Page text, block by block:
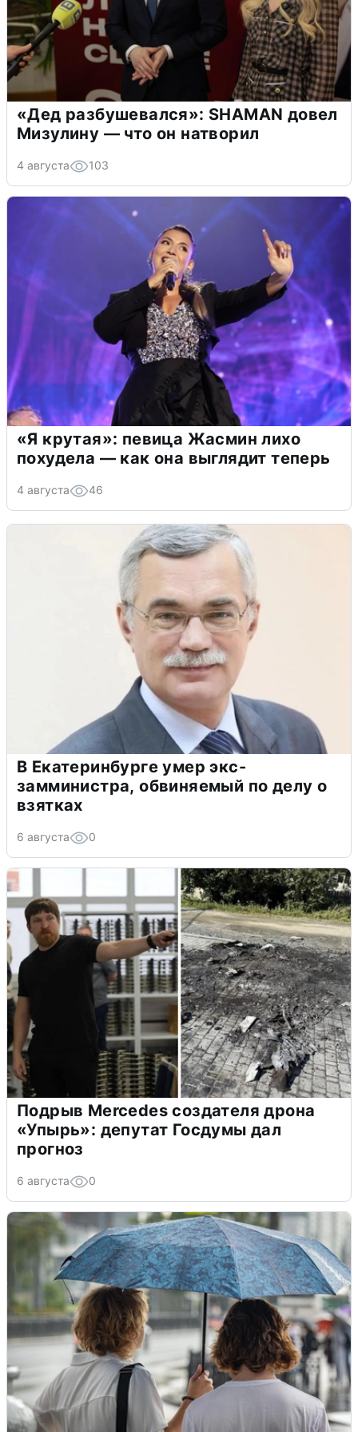
«Дед разбушевался»: SHAMAN довел
Мизулину — что он натворил
4 августа 103
«Я крутая»: певица Жасмин лихо
похудела — как она выглядит теперь
4 августа 46
В Екатеринбурге умер экс-
замминистра, обвиняемый по делу о
взятках
6 августа 0
Подрыв Mercedes создателя дрона
«Упырь»: депутат Госдумы дал
прогноз
6 августа 0